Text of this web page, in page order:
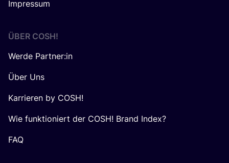
Impressum
ÜBER COSH!
Werde Partner:in
Über Uns
Karrieren by COSH!
Wie funktioniert der COSH! Brand Index?
FAQ